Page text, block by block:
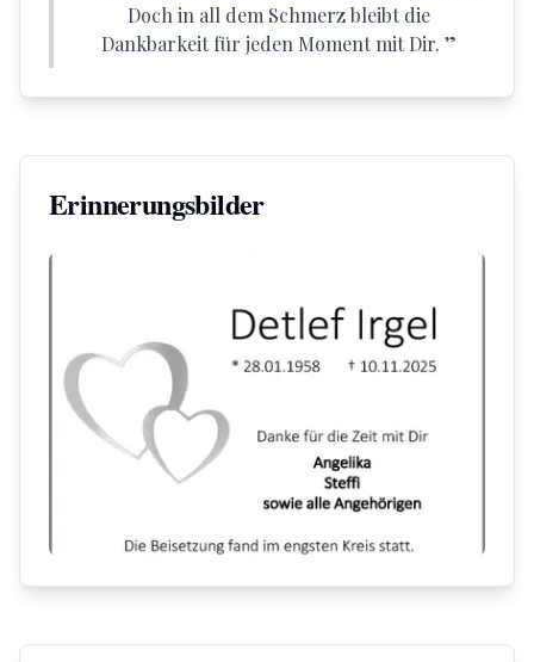
Doch in all dem Schmerz bleibt die
Dankbarkeit für jeden Moment mit Dir. ”
Erinnerungsbilder